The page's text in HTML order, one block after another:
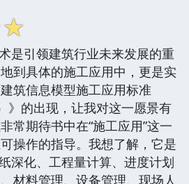
☆
是引领建筑行业未来发展的重
到具体的施工应用中，更是实
筑信息模型施工应用标准
》的出现，让我对这一愿景有
常期待书中在“施工应用”这一
操作的指导。我想了解，它是
深化、工程量计算、进度计划
材料管理、设备管理、现场人